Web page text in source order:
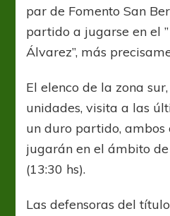
par de Fomento San
partido a jugarse en el
Álvarez”, más
El elenco de la zona
unidades, visita a las
un duro partido,
jugarán en el ámbito
(13:30 hs).
Las defensoras del